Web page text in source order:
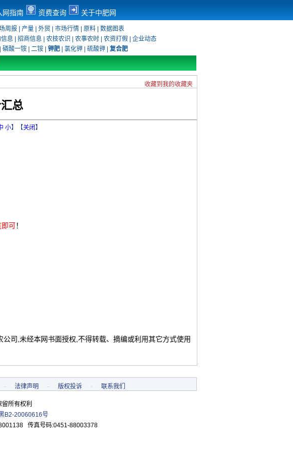
网指南 资费查询 关于中肥网
周报 产量| 外贸 市场行情| 原料| 数据图表
息 招商信息 农技农识 农事农时 农资打假
企业动态
磷酸一铵 二铵 钾肥 氯化钾 硫酸钾
复合肥
收藏到我的收藏夹
总
小】【关闭】
即可！
司,未经本网书面授权,不得转载、摘编或利用其它方式使用
- 法律声明 - 版权投诉 - 联系我们
所有权利
B2-20060616号
传真号码:0451-88003378